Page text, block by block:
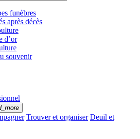
funèbres
après décès
d’or
souvenir
Trouver et organiser Deuil et